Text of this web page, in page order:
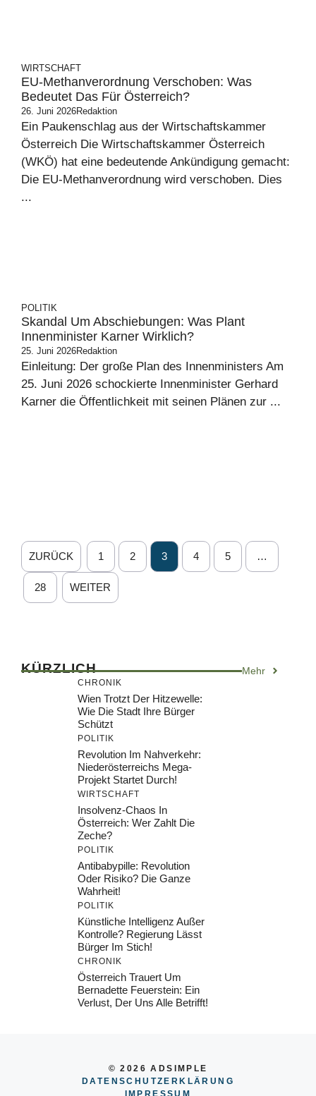
WIRTSCHAFT
EU-Methanverordnung Verschoben: Was
Bedeutet Das Für Österreich?
26. Juni 2026Redaktion
Ein Paukenschlag aus der Wirtschaftskammer
Österreich Die Wirtschaftskammer Österreich
(WKÖ) hat eine bedeutende Ankündigung gemacht:
Die EU-Methanverordnung wird verschoben. Dies
...
POLITIK
Skandal Um Abschiebungen: Was Plant
Innenminister Karner Wirklich?
25. Juni 2026Redaktion
Einleitung: Der große Plan des Innenministers Am
25. Juni 2026 schockierte Innenminister Gerhard
Karner die Öffentlichkeit mit seinen Plänen zur ...
ZURÜCK 1 2 3 4 5 …
28 WEITER
KÜRZLICH Mehr
CHRONIK
Wien Trotzt Der Hitzewelle:
Wie Die Stadt Ihre Bürger
Schützt
POLITIK
Revolution Im Nahverkehr:
Niederösterreichs Mega-
Projekt Startet Durch!
WIRTSCHAFT
Insolvenz-Chaos In
Österreich: Wer Zahlt Die
Zeche?
POLITIK
Antibabypille: Revolution
Oder Risiko? Die Ganze
Wahrheit!
POLITIK
Künstliche Intelligenz Außer
Kontrolle? Regierung Lässt
Bürger Im Stich!
CHRONIK
Österreich Trauert Um
Bernadette Feuerstein: Ein
Verlust, Der Uns Alle Betrifft!
© 2026 ADSIMPLE
DATENSCHUTZERKLÄRUNG
IMPRESSU M